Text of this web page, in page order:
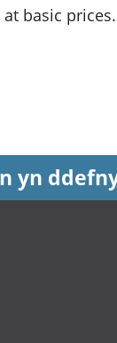
basic prices.
yn